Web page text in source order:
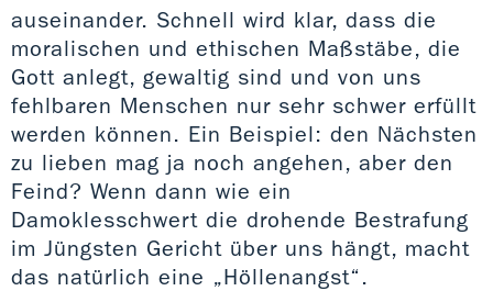
auseinander. Schnell wird klar, dass die
moralischen und ethischen Maßstäbe, die
Gott anlegt, gewaltig sind und von uns
fehlbaren Menschen nur sehr schwer erfüllt
werden können. Ein Beispiel: den Nächsten
zu lieben mag ja noch angehen, aber den
Feind? Wenn dann wie ein
Damoklesschwert die drohende Bestrafung
im Jüngsten Gericht über uns hängt, macht
das natürlich eine „Höllenangst“.